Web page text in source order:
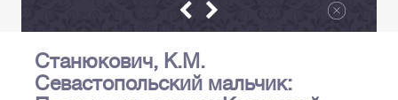
Станюкович, К.М.
Севастопольский мальчик: